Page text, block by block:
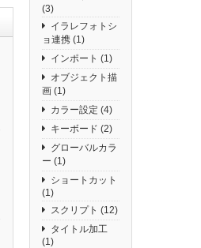
(3)
イラレフォトシ
ョ連携 (1)
インポート (1)
オブジェクト描
画 (1)
カラー設定 (4)
キーボード (2)
グローバルカラ
ー (1)
ショートカット
(1)
スクリプト (12)
タイトル加工
(1)